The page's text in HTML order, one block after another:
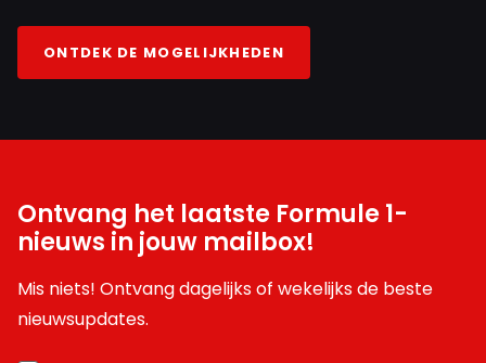
ONTDEK DE MOGELIJKHEDEN
Ontvang het laatste Formule 1-
nieuws in jouw mailbox!
Mis niets! Ontvang dagelijks of wekelijks de beste
nieuwsupdates.